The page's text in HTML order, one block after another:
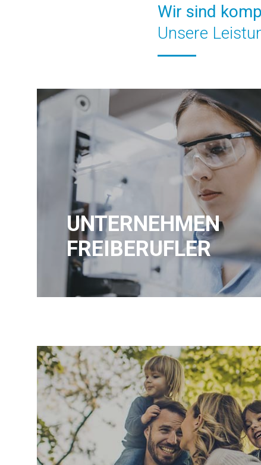
Wir sind
Unsere
UNTERNEHMEN
FREIBERUFLER